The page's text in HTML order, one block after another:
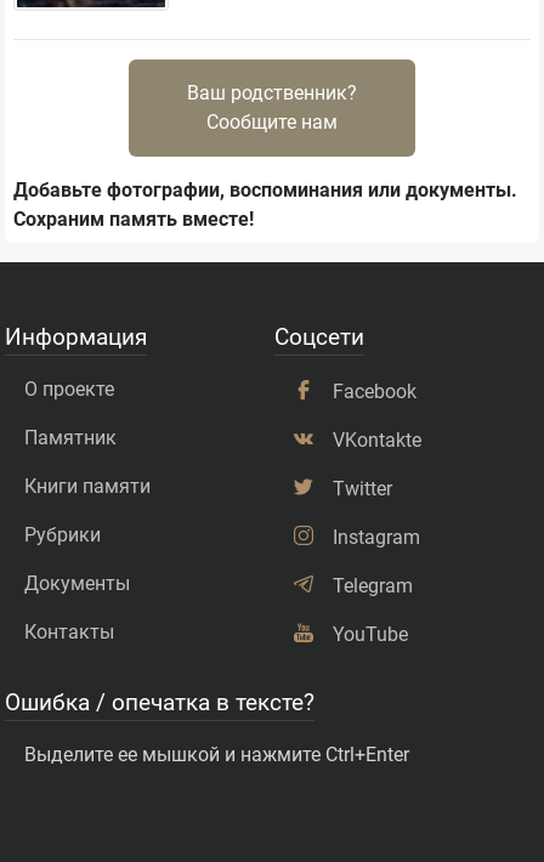
Ваш родственник?
Сообщите нам
Добавьте фотографии, воспоминания или документы.
Сохраним память вместе!
Информация
О проекте
Памятник
Книги памяти
Рубрики
Документы
Контакты
Соцсети
Facebook
VKontakte
Twitter
Instagram
Telegram
YouTube
Ошибка / опечатка в тексте?
Выделите ее мышкой и нажмите Ctrl+Enter